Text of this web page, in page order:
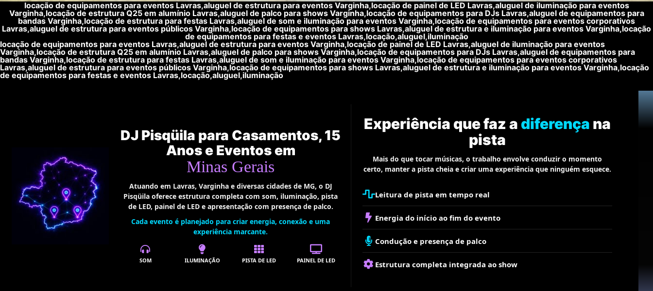
locação de equipamentos para eventos Lavras,aluguel de estrutura para eventos Varginha,locação de painel de LED Lavras,aluguel de iluminação para eventos
Varginha,locação de estrutura Q25 em alumínio Lavras,aluguel de palco para shows Varginha,locação de equipamentos para DJs Lavras,aluguel de equipamentos para
bandas Varginha,locação de estrutura para festas Lavras,aluguel de som e iluminação para eventos Varginha,locação de equipamentos para eventos corporativos
Lavras,aluguel de estrutura para eventos públicos Varginha,locação de equipamentos para shows Lavras,aluguel de estrutura e iluminação para eventos Varginha,locação
de equipamentos para festas e eventos Lavras,locação,aluguel,iluminação
locação de equipamentos para eventos Lavras,aluguel de estrutura para eventos Varginha,locação de painel de LED Lavras,aluguel de iluminação para eventos
Varginha,locação de estrutura Q25 em alumínio Lavras,aluguel de palco para shows Varginha,locação de equipamentos para DJs Lavras,aluguel de equipamentos para
bandas Varginha,locação de estrutura para festas Lavras,aluguel de som e iluminação para eventos Varginha,locação de equipamentos para eventos corporativos
Lavras,aluguel de estrutura para eventos públicos Varginha,locação de equipamentos para shows Lavras,aluguel de estrutura e iluminação para eventos Varginha,locação
de equipamentos para festas e eventos Lavras,locação,aluguel,iluminação
DJ Pisqüila para Casamentos, 15
Anos e Eventos em
Minas Gerais
Atuando em Lavras, Varginha e diversas cidades de MG, o DJ
Pisqüila oferece estrutura completa com som, iluminação, pista
de LED, painel de LED e apresentação com presença de palco.
Cada evento é planejado para criar energia, conexão e uma
experiência marcante.
SOM ILUMINAÇÃO PISTA DE LED PAINEL DE LED
Experiência que faz a diferença na
pista
Mais do que tocar músicas, o trabalho envolve conduzir o momento
certo, manter a pista cheia e criar uma experiência que ninguém esquece.
Leitura de pista em tempo real
Energia do início ao fim do evento
Condução e presença de palco
Estrutura completa integrada ao show